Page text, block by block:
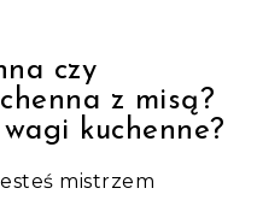
czy
z misą?
kuchenne?
mistrzem